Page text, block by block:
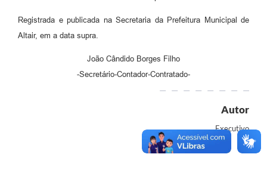
Registrada e publicada na Secretaria da Prefeitura Municipal de
Altair, em a data supra.
João Cândido Borges Filho
-Secretário-Contador-Contratado-
Autor
Executivo